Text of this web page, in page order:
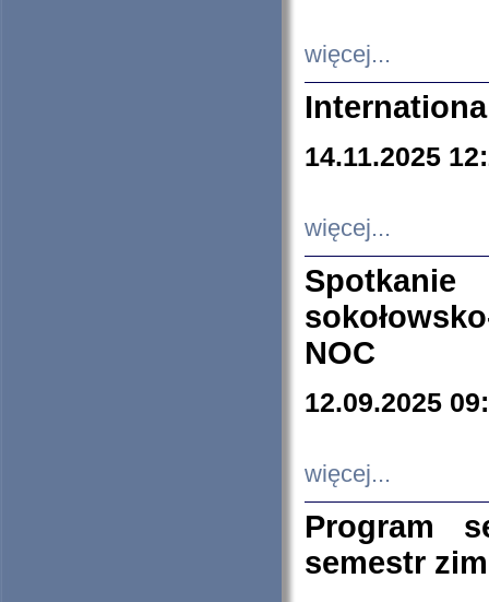
więcej...
14.11.2025
więcej...
NOC
12.09.2025
więcej...
Program
semestr